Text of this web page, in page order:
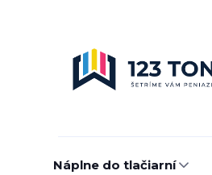
Náplne do tlačiarní